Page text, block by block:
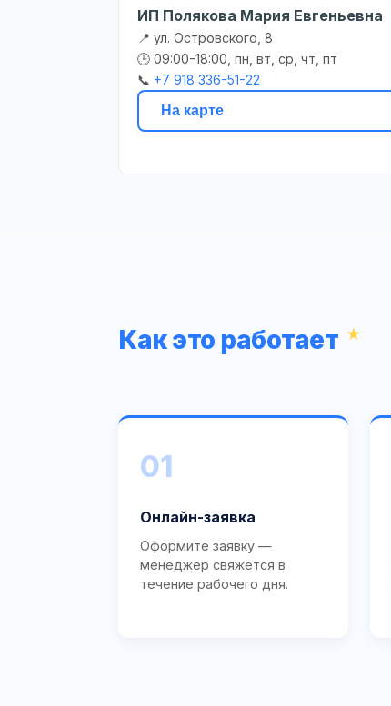
ИП Полякова Мария Евгеньевна
📍 ул. Островского, 8
🕒 09:00-18:00, пн, вт, ср, чт, пт
📞 +7 918 336-51-22
На карте
Как это работает
01
Онлайн-заявка
Оформите заявку —
менеджер свяжется в
течение рабочего дня.